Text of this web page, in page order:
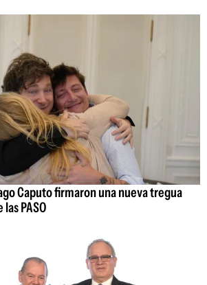
Caputo firmaron una nueva tregua
PASO